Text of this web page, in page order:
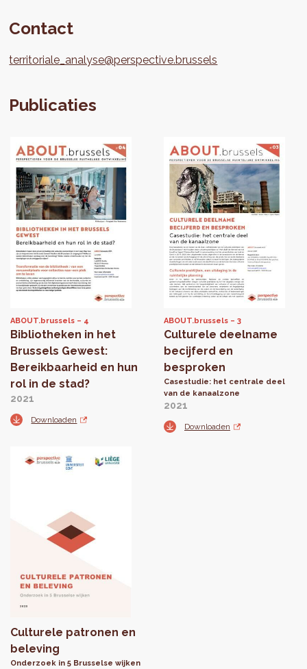
Contact
territoriale_analyse@perspective.brussels
Publicaties
ABOUT.brussels 4
Bibliotheken in het
Brussels Gewest:
Bereikbaarheid en hun
rol in de stad?
2021
Downloaden
ABOUT.brussels 3
Culturele deelname
becijferd en
besproken
Casestudie: het centrale deel
van de kanaalzone
2021
Downloaden
Culturele patronen en
beleving
Onderzoek in 5 Brusselse wijken